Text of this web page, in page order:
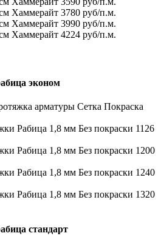
Хаммерайт 3780 руб/п.м.
Хаммерайт 3990 руб/п.м.
Хаммерайт 4224 руб/п.м.
эконом
арматуры Сетка Покраска
Рабица 1,8 мм Без покраски 1126
Рабица 1,8 мм Без покраски 1200
Рабица 1,8 мм Без покраски 1240
Рабица 1,8 мм Без покраски 1320
стандарт